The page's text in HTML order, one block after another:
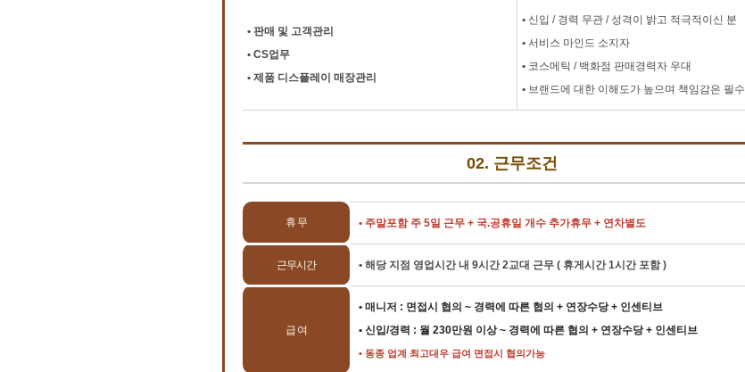
• 판매 및 고객관리
• CS업무
• 제품 디스플레이 매장관리
• 신입 / 경력 무관 / 성격이 밝고 적극적이신 분
• 서비스 마인드 소지자
• 코스메틱 / 백화점 판매경력자 우대
• 브랜드에 대한 이해도가 높으며 책임감은 필수
02. 근무조건
휴 무 • 주말포함 주 5일 근무 + 국.공휴일 개수 추가휴무 + 연차별도
근무시간 • 해당 지점 영업시간 내 9시간 2교대 근무 ( 휴게시간 1시간 포함 )
급 여
• 매니저 : 면접시 협의 ~ 경력에 따른 협의 + 연장수당 + 인센티브
• 신입/경력 : 월 230만원 이상 ~ 경력에 따른 협의 + 연장수당 + 인센티브
• 동종 업계 최고대우 급여 면접시 협의가능